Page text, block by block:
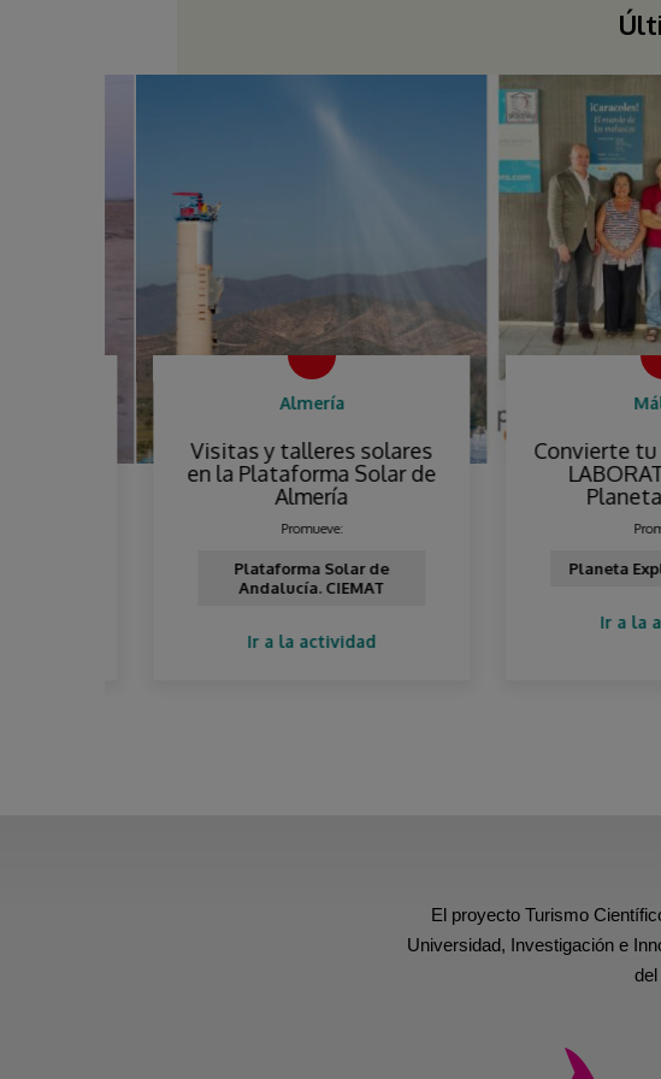
Almería
Visitas y talleres solares
en la Plataforma Solar de
Almería
Promueve:
Plataforma Solar de
Andalucía. CIEMAT
Ir a la actividad
Convierte tu
Planeta
Planeta
Ir a la
El proyecto Turismo
Universidad, Investigación e